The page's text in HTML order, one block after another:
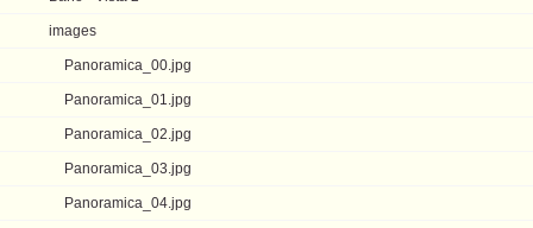
images
Panoramica_00.jpg
Panoramica_01.jpg
Panoramica_02.jpg
Panoramica_03.jpg
Panoramica_04.jpg